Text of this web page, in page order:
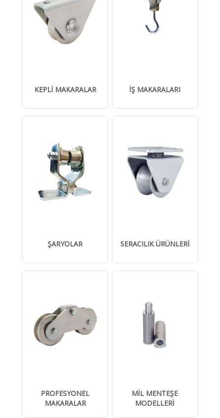
KEPLİ MAKARALAR İŞ MAKARALARI
ŞARYOLAR SERACILIK ÜRÜNLERİ
PROFESYONEL
MAKARALAR
MİL MENTEŞE
MODELLERİ